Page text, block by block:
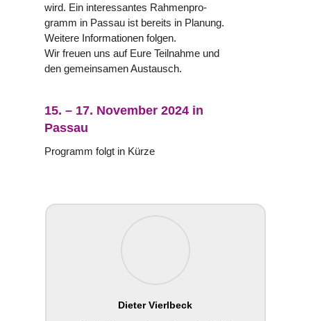
wird. Ein inter­es­san­tes Rah­men­pro­
gramm in Passau ist bereits in Planung.
Weitere Infor­ma­tio­nen folgen.
​Wir freuen uns auf Eure Teil­nahme und
den gemein­sa­men Aus­tausch.
15. – 17. November 2024 in
Passau
Programm folgt in Kürze
Dieter Vier­l­beck